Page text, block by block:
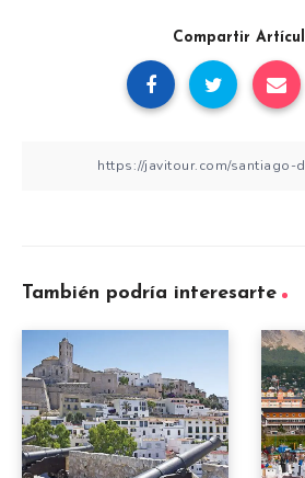
Compartir
También podría interesarte